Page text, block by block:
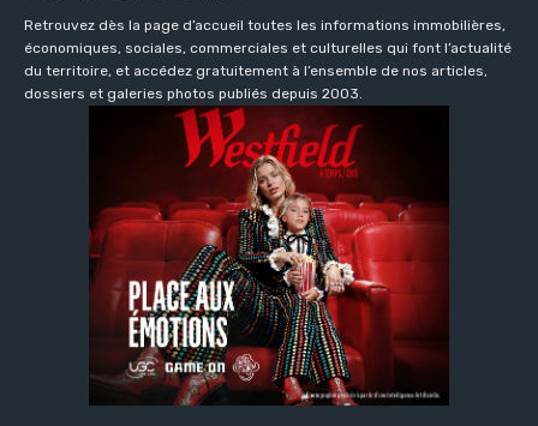
Retrouvez dès la page d’accueil toutes les informations immobilières,
économiques, sociales, commerciales et culturelles qui font l’actualité
du territoire, et accédez gratuitement à l’ensemble de nos articles,
dossiers et galeries photos publiés depuis 2003.